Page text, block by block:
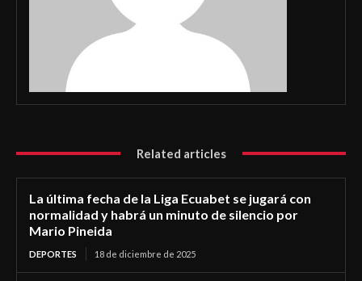
Related articles
La última fecha de la Liga Ecuabet se jugará con
normalidad y habrá un minuto de silencio por
Mario Pineida
DEPORTES 18 de diciembre de 2025